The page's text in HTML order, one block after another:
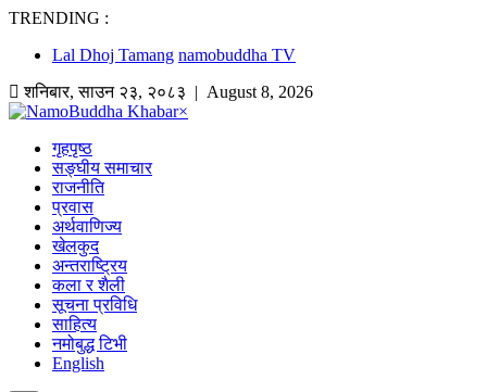
TRENDING :
Lal Dhoj Tamang namobuddha TV
शनिबार,साउन २३, २०८३ | August 8, 2026
×
गृहपृष्ठ
सङ्घीय समाचार
राजनीति
प्रवास
अर्थवाणिज्य
खेलकुद
अन्तराष्ट्रिय
कला र शैली
सूचना प्रविधि
साहित्य
नमोबुद्ध टिभी
English